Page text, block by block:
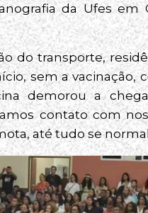
da Ufes em
do transporte,
sem a vacinação,
demorou a
contato com
até tudo se